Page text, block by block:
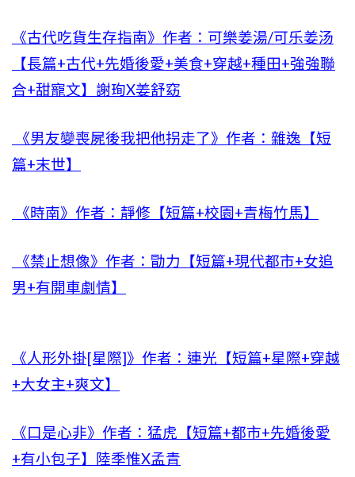
《古代吃貨生存指南》作者：可樂姜湯/可乐姜汤
【長篇+古代+先婚後愛+美食+穿越+種田+強強聯
合+甜寵文】謝珣X姜舒窈
《男友變喪屍後我把他拐走了》作者：雜逸【短
篇+末世】
《時南》作者：靜修【短篇+校園+青梅竹馬】
《禁止想像》作者：勖力【短篇+現代都市+女追
男+有開車劇情】
《人形外掛[星際]》作者：連光【短篇+星際+穿越
+大女主+爽文】
《口是心非》作者：猛虎【短篇+都市+先婚後愛
+有小包子】陸季惟X孟青